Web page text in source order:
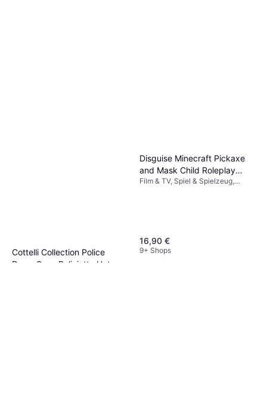
Cottelli Collection Police
Dress Sexy Poliziotta Hot
Disguise Minecraft Pickaxe
and Mask Child Roleplay
Accessory Kit
Film & TV, Spiel & Spielzeug,
16,90 €
9+ Shops